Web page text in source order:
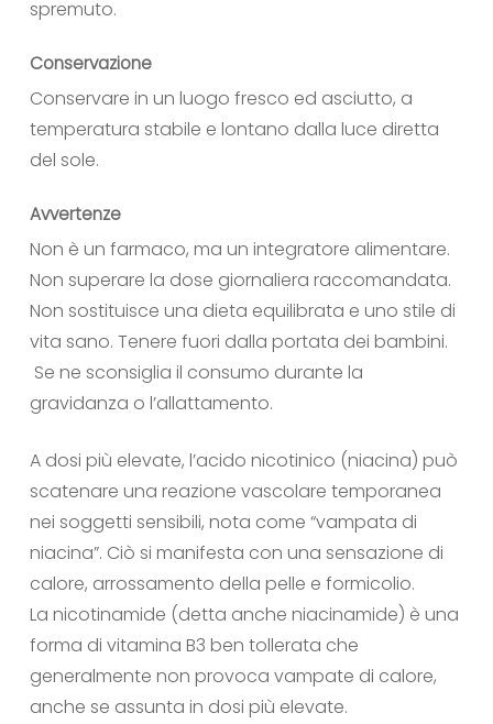
spremuto.
Conservazione
Conservare in un luogo fresco ed asciutto, a
temperatura stabile e lontano dalla luce diretta
del sole.
Avvertenze
Non è un farmaco, ma un integratore alimentare.
Non superare la dose giornaliera raccomandata.
Non sostituisce una dieta equilibrata e uno stile di
vita sano. Tenere fuori dalla portata dei bambini.
Se ne sconsiglia il consumo durante la
gravidanza o l’allattamento.
A dosi più elevate, l’acido nicotinico (niacina) può
scatenare una reazione vascolare temporanea
nei soggetti sensibili, nota come “vampata di
niacina”. Ciò si manifesta con una sensazione di
calore, arrossamento della pelle e formicolio.
La nicotinamide (detta anche niacinamide) è una
forma di vitamina B3 ben tollerata che
generalmente non provoca vampate di calore,
anche se assunta in dosi più elevate.